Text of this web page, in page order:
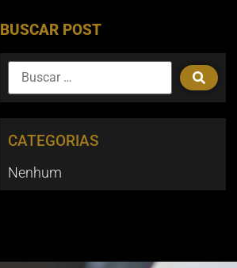
BUSCAR POST
CATEGORIAS
Nenhum